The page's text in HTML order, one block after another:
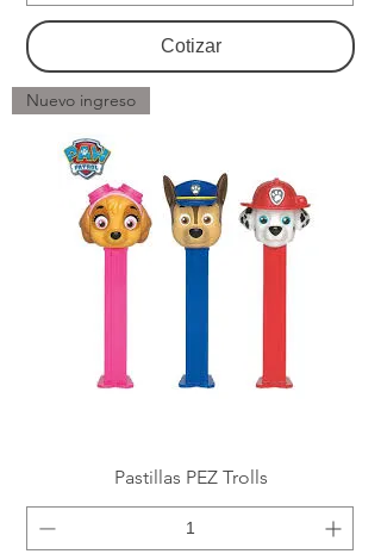
Cotizar
Nuevo ingreso
Pastillas PEZ Trolls